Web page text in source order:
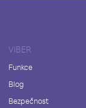
VIBER
Funkce
Blog
Bezpečnost